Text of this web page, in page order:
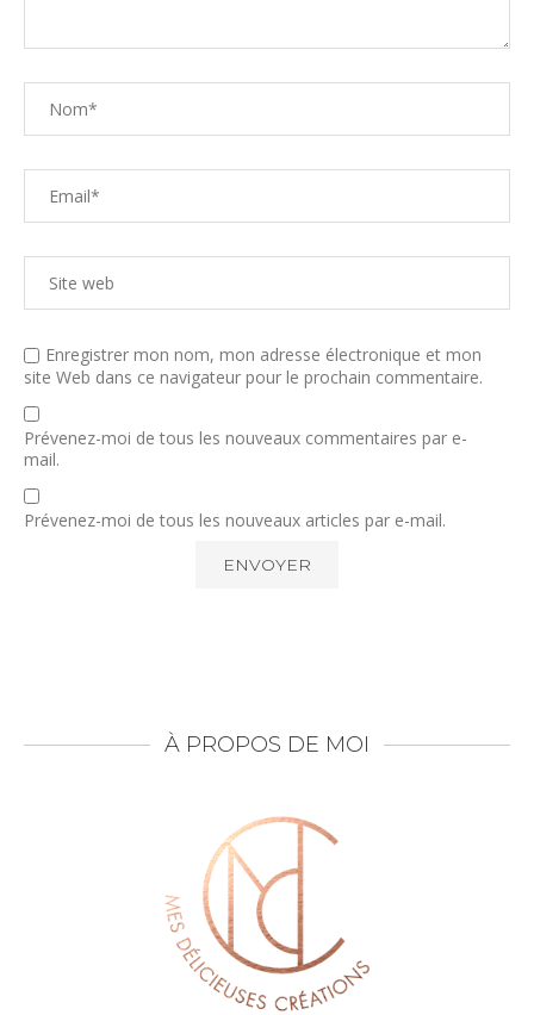
Enregistrer mon nom, mon adresse électronique et mon
site Web dans ce navigateur pour le prochain commentaire.
Prévenez-moi de tous les nouveaux commentaires par e-
mail.
Prévenez-moi de tous les nouveaux articles par e-mail.
À PROPOS DE MOI